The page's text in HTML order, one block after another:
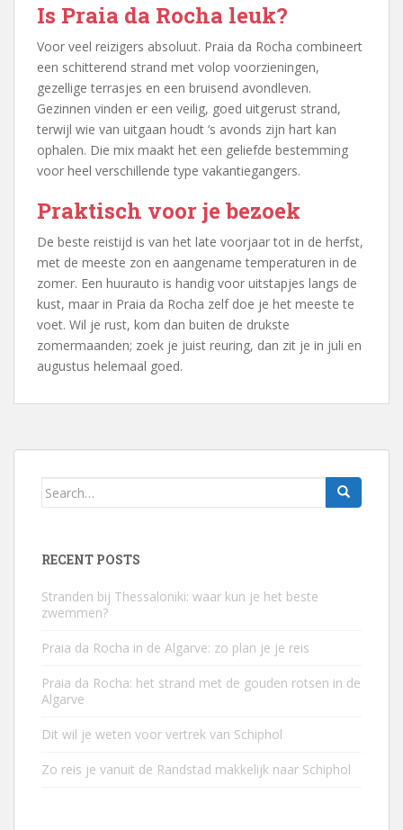
Is Praia da Rocha leuk?
Voor veel reizigers absoluut. Praia da Rocha combineert
een schitterend strand met volop voorzieningen,
gezellige terrasjes en een bruisend avondleven.
Gezinnen vinden er een veilig, goed uitgerust strand,
terwijl wie van uitgaan houdt ‘s avonds zijn hart kan
ophalen. Die mix maakt het een geliefde bestemming
voor heel verschillende type vakantiegangers.
Praktisch voor je bezoek
De beste reistijd is van het late voorjaar tot in de herfst,
met de meeste zon en aangename temperaturen in de
zomer. Een huurauto is handig voor uitstapjes langs de
kust, maar in Praia da Rocha zelf doe je het meeste te
voet. Wil je rust, kom dan buiten de drukste
zomermaanden; zoek je juist reuring, dan zit je in juli en
augustus helemaal goed.
Search
RECENT POSTS
Stranden bij Thessaloniki: waar kun je het beste
zwemmen?
Praia da Rocha in de Algarve: zo plan je je reis
Praia da Rocha: het strand met de gouden rotsen in de
Algarve
Dit wil je weten voor vertrek van Schiphol
Zo reis je vanuit de Randstad makkelijk naar Schiphol